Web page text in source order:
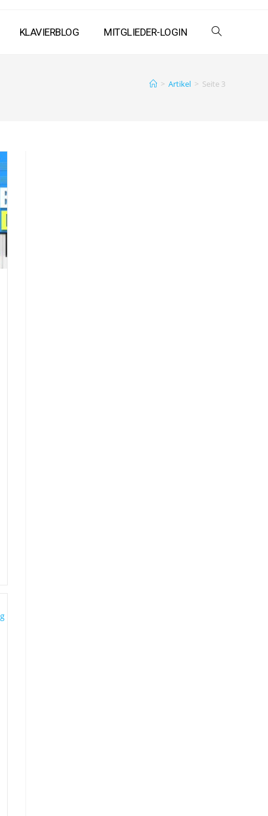
KLAVIERBLOG MITGLIEDER-LOGIN
> Artikel > Seite 3